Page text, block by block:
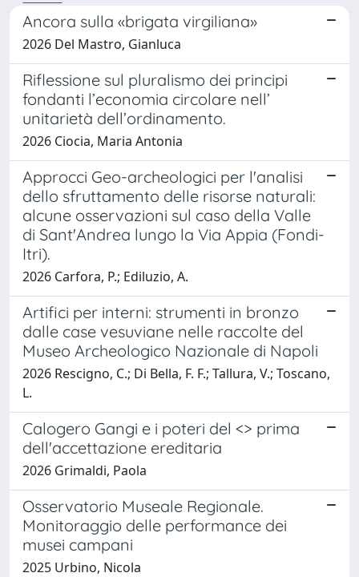
Ancora sulla «brigata virgiliana»
2026 Del Mastro, Gianluca
Riflessione sul pluralismo dei principi
fondanti l’economia circolare nell’
unitarietà dell’ordinamento.
2026 Ciocia, Maria Antonia
Approcci Geo-archeologici per l'analisi
dello sfruttamento delle risorse naturali:
alcune osservazioni sul caso della Valle
di Sant'Andrea lungo la Via Appia (Fondi-
Itri).
2026 Carfora, P.; Ediluzio, A.
Artifici per interni: strumenti in bronzo
dalle case vesuviane nelle raccolte del
Museo Archeologico Nazionale di Napoli
2026 Rescigno, C.; Di Bella, F. F.; Tallura, V.; Toscano,
L.
Calogero Gangi e i poteri del <> prima
dell'accettazione ereditaria
2026 Grimaldi, Paola
Osservatorio Museale Regionale.
Monitoraggio delle performance dei
musei campani
2025 Urbino, Nicola